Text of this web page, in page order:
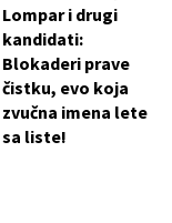
Lompar i drugi
kandidati:
Blokaderi prave
čistku, evo koja
zvučna imena lete
sa liste!